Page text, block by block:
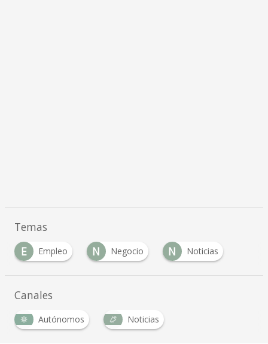
Temas
E
Empleo N Negocio N Noticias
Canales
Autónomos Noticias